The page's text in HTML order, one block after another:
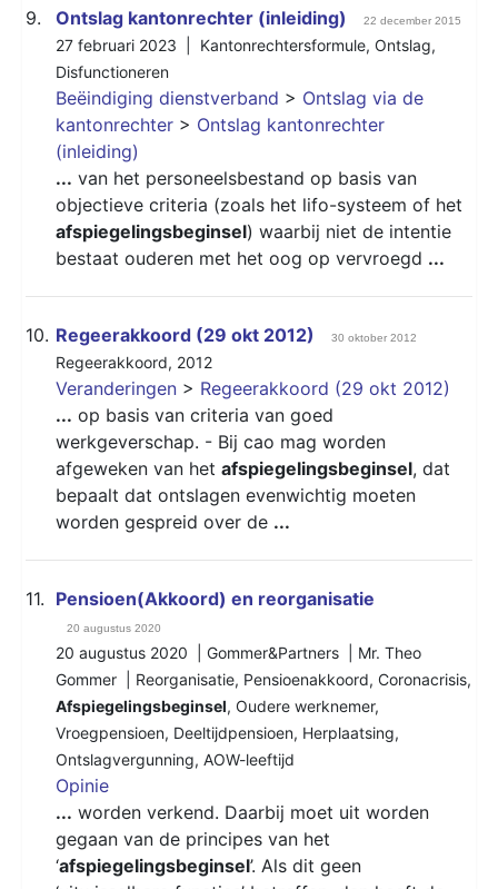
9. Ontslag kantonrechter (inleiding) 22 december 2015
27 februari 2023 | Kantonrechtersformule, Ontslag,
Disfunctioneren
Beëindiging dienstverband > Ontslag via de
kantonrechter > Ontslag kantonrechter
(inleiding)
... van het personeelsbestand op basis van
objectieve criteria (zoals het lifo-systeem of het
afspiegelingsbeginsel) waarbij niet de intentie
bestaat ouderen met het oog op vervroegd ...
10. Regeerakkoord (29 okt 2012) 30 oktober 2012
Regeerakkoord, 2012
Veranderingen > Regeerakkoord (29 okt 2012)
... op basis van criteria van goed
werkgeverschap. - Bij cao mag worden
afgeweken van het afspiegelingsbeginsel, dat
bepaalt dat ontslagen evenwichtig moeten
worden gespreid over de ...
11. Pensioen(Akkoord) en reorganisatie
20 augustus 2020
20 augustus 2020 | Gommer&Partners | Mr. Theo
Gommer | Reorganisatie, Pensioenakkoord, Coronacrisis,
Afspiegelingsbeginsel, Oudere werknemer,
Vroegpensioen, Deeltijdpensioen, Herplaatsing,
Ontslagvergunning, AOW-leeftijd
Opinie
... worden verkend. Daarbij moet uit worden
gegaan van de principes van het
‘afspiegelingsbeginsel’. Als dit geen